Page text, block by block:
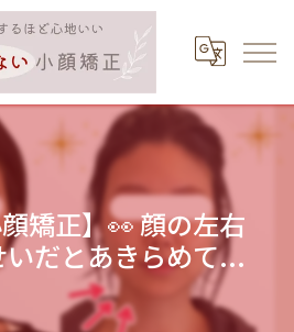
矯正】👀 顔の左右
だとあきらめて...